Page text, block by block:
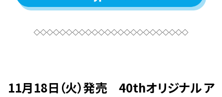
◇◇◇◇◇◇◇◇◇◇◇◇◇◇◇◇◇◇◇◇◇◇◇◇
11月18日（火）発売 40thオリジナル ア